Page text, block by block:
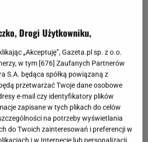
Drogi Użytkowniku,
„Akceptuję”, Gazeta.pl sp. z o.o.
w tym [676] Zaufanych Partnerów
S.A. będąca spółką powiązaną z
przetwarzać Twoje dane osobowe
e-mail czy identyfikatory plików
zapisane w tych plikach do celów
na potrzeby wyświetlania
do Twoich zainteresowań i preferencji w